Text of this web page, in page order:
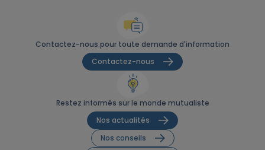
Contactez-nous pour toute demande d'information
Contactez-nous
Restez informés sur le monde mutualiste
Nos actualités
Nos conseils